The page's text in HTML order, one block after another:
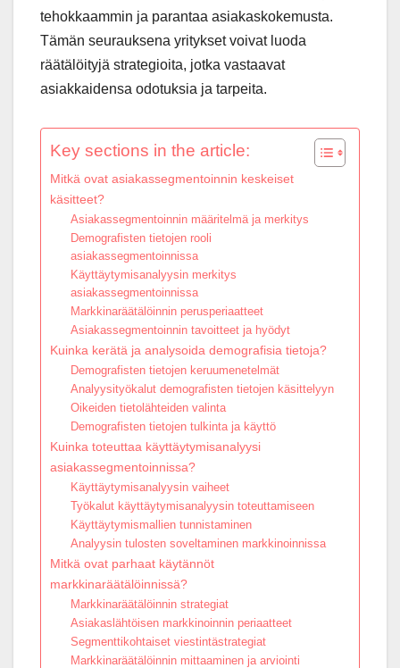
tehokkaammin ja parantaa asiakaskokemusta.
Tämän seurauksena yritykset voivat luoda
räätälöityjä strategioita, jotka vastaavat
asiakkaidensa odotuksia ja tarpeita.
Key sections in the article:
Mitkä ovat asiakassegmentoinnin keskeiset
käsitteet?
Asiakassegmentoinnin määritelmä ja merkitys
Demografisten tietojen rooli
asiakassegmentoinnissa
Käyttäytymisanalyysin merkitys
asiakassegmentoinnissa
Markkinaräätälöinnin perusperiaatteet
Asiakassegmentoinnin tavoitteet ja hyödyt
Kuinka kerätä ja analysoida demografisia tietoja?
Demografisten tietojen keruumenetelmät
Analyysityökalut demografisten tietojen käsittelyyn
Oikeiden tietolähteiden valinta
Demografisten tietojen tulkinta ja käyttö
Kuinka toteuttaa käyttäytymisanalyysi
asiakassegmentoinnissa?
Käyttäytymisanalyysin vaiheet
Työkalut käyttäytymisanalyysin toteuttamiseen
Käyttäytymismallien tunnistaminen
Analyysin tulosten soveltaminen markkinoinnissa
Mitkä ovat parhaat käytännöt
markkinaräätälöinnissä?
Markkinaräätälöinnin strategiat
Asiakaslähtöisen markkinoinnin periaatteet
Segmenttikohtaiset viestintästrategiat
Markkinaräätälöinnin mittaaminen ja arviointi